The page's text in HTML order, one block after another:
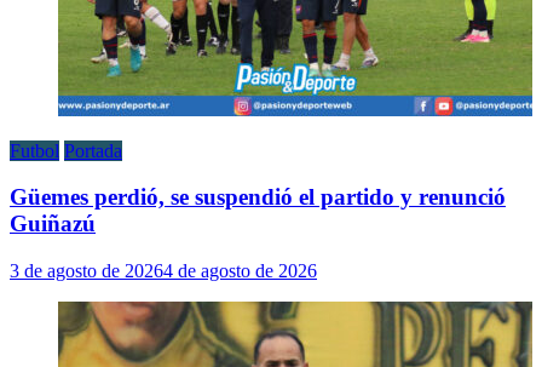
Futbol Portada
Güemes perdió, se suspendió el partido y renunció
Guiñazú
3 de agosto de 20264 de agosto de 2026